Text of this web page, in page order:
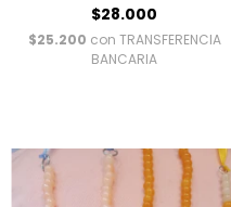
$28.000
$25.200 con TRANSFERENCIA
BANCARIA